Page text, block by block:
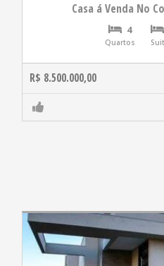
Casa á Venda No
4
Quartos
R$ 8.500.000,00